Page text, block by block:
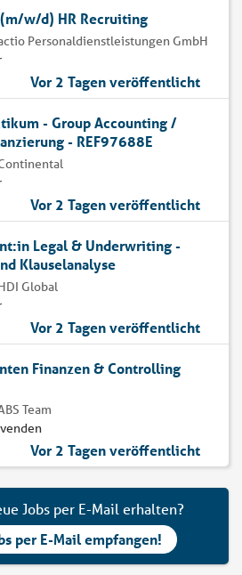
w/d) HR Recruiting
Personaldienstleistungen GmbH
Vor 2 Tagen veröffentlicht
- Group Accounting /
- REF97688E
Vor 2 Tagen veröffentlicht
Legal & Underwriting -
Klauselanalyse
Global
Vor 2 Tagen veröffentlicht
Finanzen & Controlling
Team
Vor 2 Tagen veröffentlicht
Jobs per E-Mail erhalten?
per E-Mail empfangen!